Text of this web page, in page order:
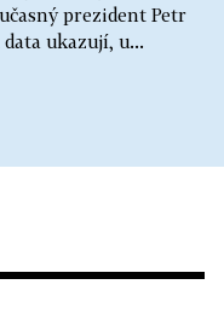
prezident Petr
ukazují, u...